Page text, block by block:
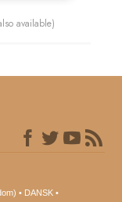
available)
DANSK